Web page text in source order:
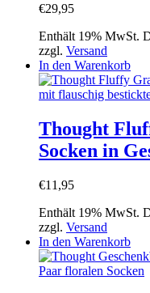
€29,95
Enthält 19% MwSt.
zzgl. Versand
In den Warenkorb
Thought
Socken in
€11,95
Enthält 19% MwSt.
zzgl. Versand
In den Warenkorb